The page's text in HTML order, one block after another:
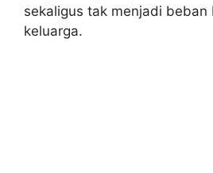
sekaligus tak menjadi beban
keluarga.